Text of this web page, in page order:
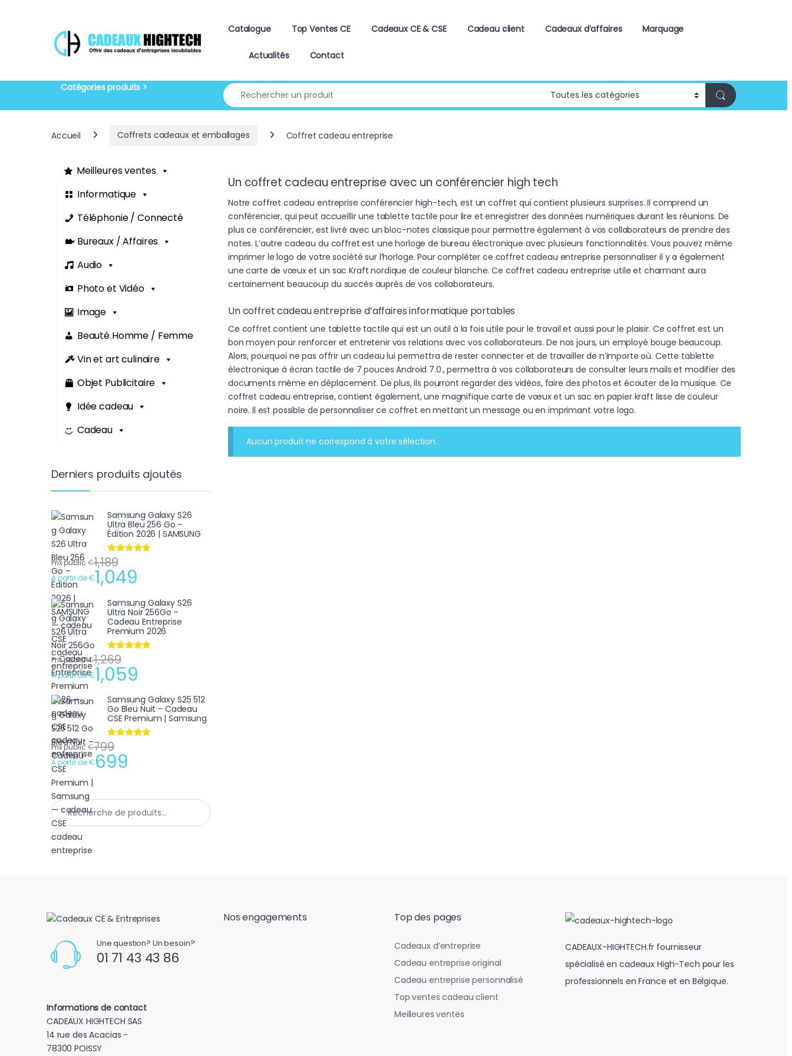
Catalogue
Top Ventes CE Cadeaux CE & CSE Cadeau client Cadeaux d’affaires Marquage
Actualités Contact
Search for:
Accueil Coffrets cadeaux et emballages Coffret cadeau entreprise
Un coffret cadeau entreprise avec un conférencier high tech
Notre coffret cadeau entreprise conférencier high-tech, est un coffret qui contient plusieurs surprises. Il comprend un
conférencier, qui peut accueillir une tablette tactile pour lire et enregistrer des données numériques durant les réunions. De
plus ce conférencier, est livré avec un bloc-notes classique pour permettre également à vos collaborateurs de prendre des
notes. L’autre cadeau du coffret est une horloge de bureau électronique avec plusieurs fonctionnalités. Vous pouvez même
imprimer le logo de votre société sur l’horloge. Pour compléter ce coffret cadeau entreprise personnaliser il y a également
une carte de vœux et un sac Kraft nordique de couleur blanche. Ce coffret cadeau entreprise utile et charmant aura
certainement beaucoup du succès auprès de vos collaborateurs.
Un coffret cadeau entreprise d’affaires informatique portables
Ce coffret contient une tablette tactile qui est un outil à la fois utile pour le travail et aussi pour le plaisir. Ce coffret est un
bon moyen pour renforcer et entretenir vos relations avec vos collaborateurs. De nos jours, un employé bouge beaucoup.
Alors, pourquoi ne pas offrir un cadeau lui permettra de rester connecter et de travailler de n’importe où. Cette tablette
électronique à écran tactile de 7 pouces Android 7.0., permettra à vos collaborateurs de consulter leurs mails et modifier des
documents même en déplacement. De plus, ils pourront regarder des vidéos, faire des photos et écouter de la musique. Ce
coffret cadeau entreprise, contient également, une magnifique carte de vœux et un sac en papier kraft lisse de couleur
noire. Il est possible de personnaliser ce coffret en mettant un message ou en imprimant votre logo.
Aucun produit ne correspond à votre sélection.
Meilleures ventes
Informatique
Téléphonie / Connecté
Bureaux / Affaires
Audio
Photo et Vidéo
Image
Beauté Homme / Femme
Vin et art culinaire
Objet Publicitaire
Idée cadeau
Cadeau
Derniers produits ajoutés
Samsung Galaxy S26
Ultra Bleu 256 Go -
Édition 2026 | SAMSUNG
Note
sur 5
Prix public €1,189
A partir de €1,049
Samsung Galaxy S26
Ultra Noir 256Go -
Cadeau Entreprise
Premium 2026
Note
sur 5
Prix public €1,269
A partir de €1,059
Samsung Galaxy S25 512
Go Bleu Nuit - Cadeau
CSE Premium | Samsung
Note
sur 5
Prix public €799
A partir de €699
Recherche pour :
Une question? Un besoin?
01 71 43 43 86
Informations de contact
CADEAUX HIGHTECH SAS
14 rue des Acacias -
78300 POISSY
Nos engagements Top des pages
Cadeaux d’entreprise
Cadeau entreprise original
Cadeau entreprise personnalisé
Top ventes cadeau client
Meilleures ventes
CADEAUX-HIGHTECH.fr fournisseur
spécialisé en cadeaux High-Tech pour les
professionnels en France et en Belgique.